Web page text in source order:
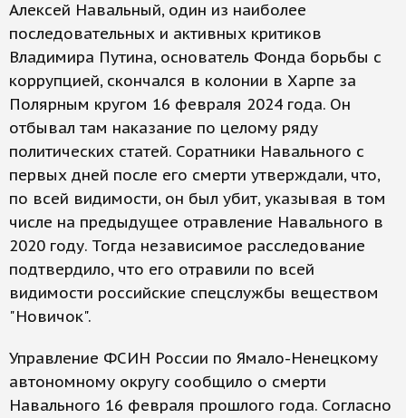
Алексей Навальный, один из наиболее
последовательных и активных критиков
Владимира Путина, основатель Фонда борьбы с
коррупцией, скончался в колонии в Харпе за
Полярным кругом 16 февраля 2024 года. Он
отбывал там наказание по целому ряду
политических статей. Соратники Навального с
первых дней после его смерти утверждали, что,
по всей видимости, он был убит, указывая в том
числе на предыдущее отравление Навального в
2020 году. Тогда независимое расследование
подтвердило, что его отравили по всей
видимости российские спецслужбы веществом
"Новичок".
Управление ФСИН России по Ямало-Ненецкому
автономному округу сообщило о смерти
Навального 16 февраля прошлого года. Согласно